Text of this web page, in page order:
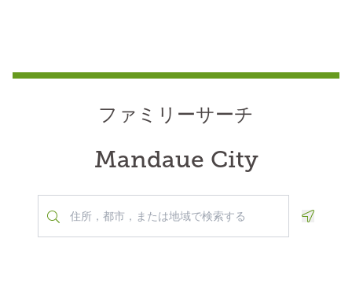
ファミリーサーチ
Mandaue City